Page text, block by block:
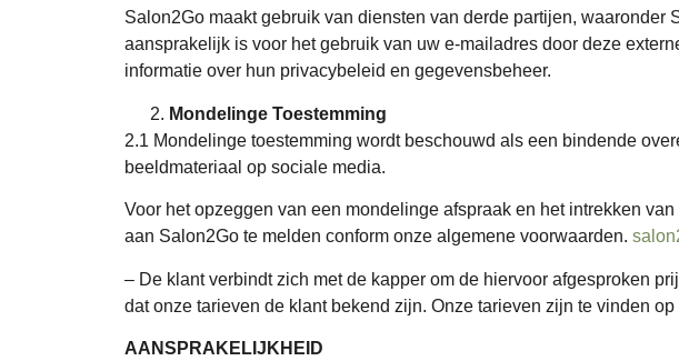
Salon2Go maakt gebruik van diensten van derde partijen,
aansprakelijk is voor het gebruik van uw e-mailadres door deze
informatie over hun privacybeleid en gegevensbeheer.
Mondelinge Toestemming
2.1 Mondelinge toestemming wordt beschouwd als een bindende
beeldmateriaal op sociale media.
Voor het opzeggen van een mondelinge afspraak en het intrekken
aan Salon2Go te melden conform onze algemene voorwaarden.
– De klant verbindt zich met de kapper om de hiervoor afgesproken
dat onze tarieven de klant bekend zijn. Onze tarieven zijn te vinden
AANSPRAKELIJKHEID